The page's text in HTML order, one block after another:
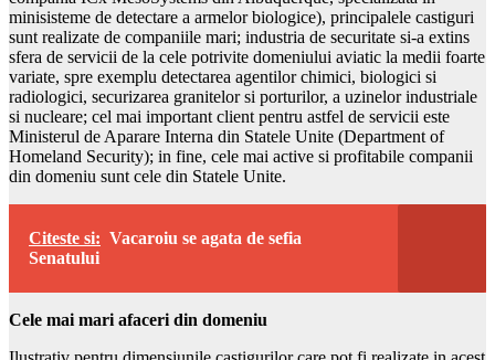
minisisteme de detectare a armelor biologice), principalele castiguri
sunt realizate de companiile mari; industria de securitate si-a extins
sfera de servicii de la cele potrivite domeniului aviatic la medii foarte
variate, spre exemplu detectarea agentilor chimici, biologici si
radiologici, securizarea granitelor si porturilor, a uzinelor industriale
si nucleare; cel mai important client pentru astfel de servicii este
Ministerul de Aparare Interna din Statele Unite (Department of
Homeland Security); in fine, cele mai active si profitabile companii
din domeniu sunt cele din Statele Unite.
Citeste si: Vacaroiu se agata de sefia
Senatului
Cele mai mari afaceri din domeniu